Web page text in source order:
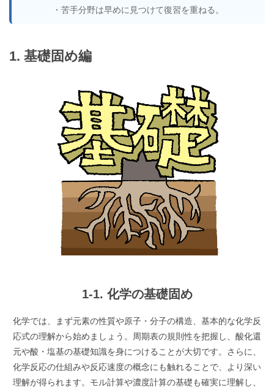
・苦手分野は早めに見つけて復習を重ねる。
1. 基礎固め編
1-1. 化学の基礎固め
化学では、まず元素の性質や原子・分子の構造、基本的な化学反
応式の理解から始めましょう。周期表の規則性を把握し、酸化還
元や酸・塩基の基礎知識を身につけることが大切です。さらに、
化学反応の仕組みや反応速度の概念にも触れることで、より深い
理解が得られます。モル計算や濃度計算の基礎も確実に理解し、